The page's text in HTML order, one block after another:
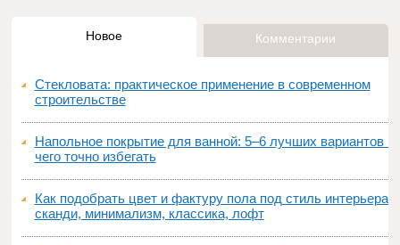
Новое Комментарии
Стекловата: практическое применение в современном
строительстве
Напольное покрытие для ванной: 5–6 лучших вариантов и
чего точно избегать
Как подобрать цвет и фактуру пола под стиль интерьера:
сканди, минимализм, классика, лофт